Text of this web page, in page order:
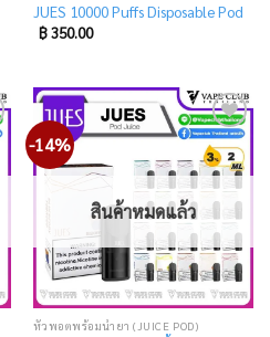
JUES 10000 Puffs Disposable Pod
฿350.00
-14%
Add
to
wishlist
สินค้าหมดแล้ว
หัวพอตพร้อมน้ำยา (JUICE POD)